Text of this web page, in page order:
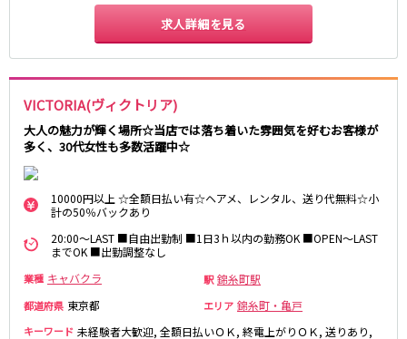
求人詳細を見る
VICTORIA(ヴィクトリア)
大人の魅力が輝く場所☆当店では落ち着いた雰囲気を好むお客様が
多く、30代女性も多数活躍中☆
10000円以上 ☆全額日払い有☆ヘアメ、レンタル、送り代無料☆小
計の50％バックあり
20:00～LAST ■自由出勤制 ■1日3ｈ以内の勤務OK ■OPEN～LAST
までOK ■出勤調整なし
業種 キャバクラ 駅 錦糸町駅
都道府県 東京都 エリア 錦糸町・亀戸
キーワード 未経験者大歓迎, 全額日払いＯＫ, 終電上がりＯＫ, 送りあり,
小川町駅
瑞江駅
一之江駅
船堀駅
菊川駅
つくばエクスプレス
秋葉原駅
北千住駅
つくば駅
浅草駅
守谷駅
三郷中央駅
八潮駅